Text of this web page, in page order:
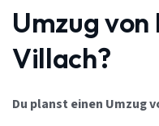
Umzug
Villach?
Du planst einen Umzug